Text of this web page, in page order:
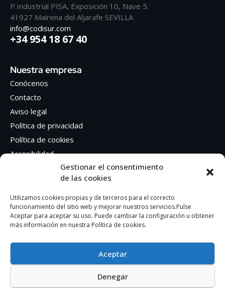
Gestionar el consentimiento
de las cookies
Utilizamos cookies propias y de terceros para el correcto
funcionamiento del sitio web y mejorar nuestros servicios.Pulse
Aceptar para aceptar su uso. Puede cambiar la configuración u obtener
más información en nuestra Política de cookies.
Aceptar
Denegar
P.Industrial PISA, Exposición 10, Nave 5.
41927 Mairena del Aljarafe SEVILLA
info@codisur.com
+34 954 18 67 40
Nuestra empresa
Conócenos
Contacto
Aviso legal
Política de privacidad
Política de cookies
Accesibilidad
Síguenos en Redes sociales
Facebook
Instagram